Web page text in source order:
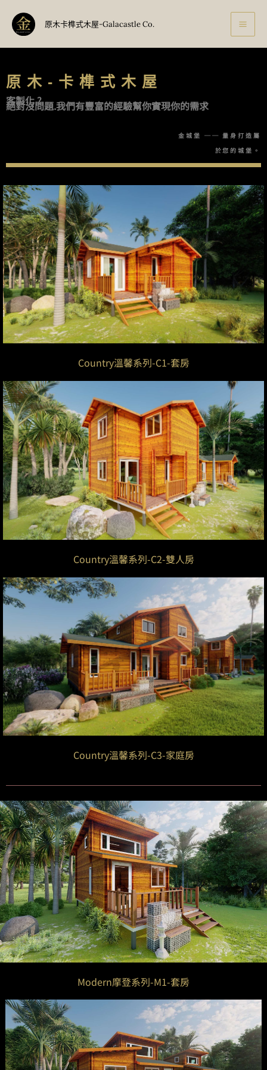
要
容
原木卡榫式木屋-Galacastle Co.
制式木屋
原木-卡榫式木屋
客製化 ?
絕對沒問題.我們有豐富的經驗幫你實現你的需求
金城堡 ── 量身打造屬
於您的城堡。
Country溫馨系列-C1-套房
Country溫馨系列-C2-雙人房
Country溫馨系列-C3-家庭房
Modern摩登系列-M1-套房